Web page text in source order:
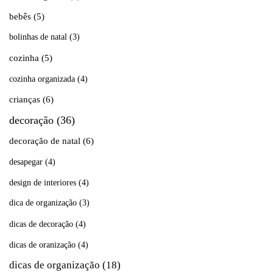
bebês (5)
bolinhas de natal (3)
cozinha (5)
cozinha organizada (4)
crianças (6)
decoração (36)
decoração de natal (6)
desapegar (4)
design de interiores (4)
dica de organização (3)
dicas de decoração (4)
dicas de oranização (4)
dicas de organização (18)